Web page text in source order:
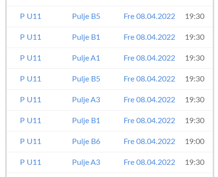
P U11 Pulje B5 Fre 08.04.2022 19:30
P U11 Pulje B1 Fre 08.04.2022 19:30
P U11 Pulje A1 Fre 08.04.2022 19:30
P U11 Pulje B5 Fre 08.04.2022 19:30
P U11 Pulje A3 Fre 08.04.2022 19:30
P U11 Pulje B1 Fre 08.04.2022 19:30
P U11 Pulje B6 Fre 08.04.2022 19:00
P U11 Pulje A3 Fre 08.04.2022 19:30